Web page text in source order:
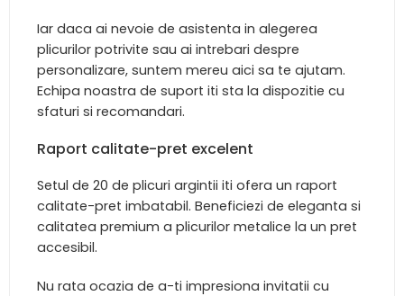
Iar daca ai nevoie de asistenta in alegerea
plicurilor potrivite sau ai intrebari despre
personalizare, suntem mereu aici sa te ajutam.
Echipa noastra de suport iti sta la dispozitie cu
sfaturi si recomandari.
Raport calitate-pret excelent
Setul de 20 de plicuri argintii iti ofera un raport
calitate-pret imbatabil. Beneficiezi de eleganta si
calitatea premium a plicurilor metalice la un pret
accesibil.
Nu rata ocazia de a-ti impresiona invitatii cu